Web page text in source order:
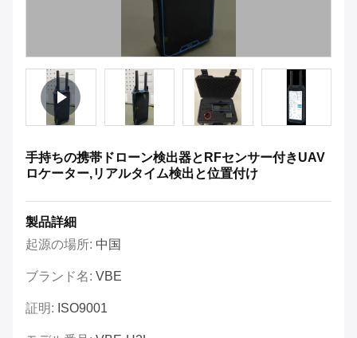
手持ちの携帯ドローン検出器とRFセンサー付きUAV
ロケーター,リアルタイム検出と位置付け
製品詳細
起源の場所: 中国
ブランド名: VBE
証明: ISO9001